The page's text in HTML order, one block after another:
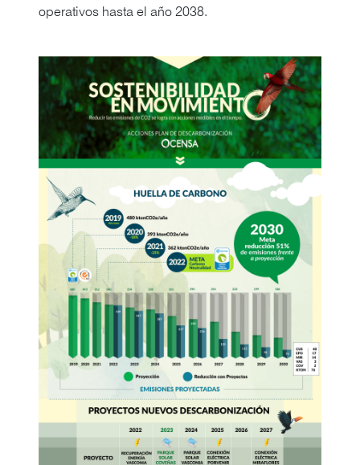
operativos hasta el año 2038.